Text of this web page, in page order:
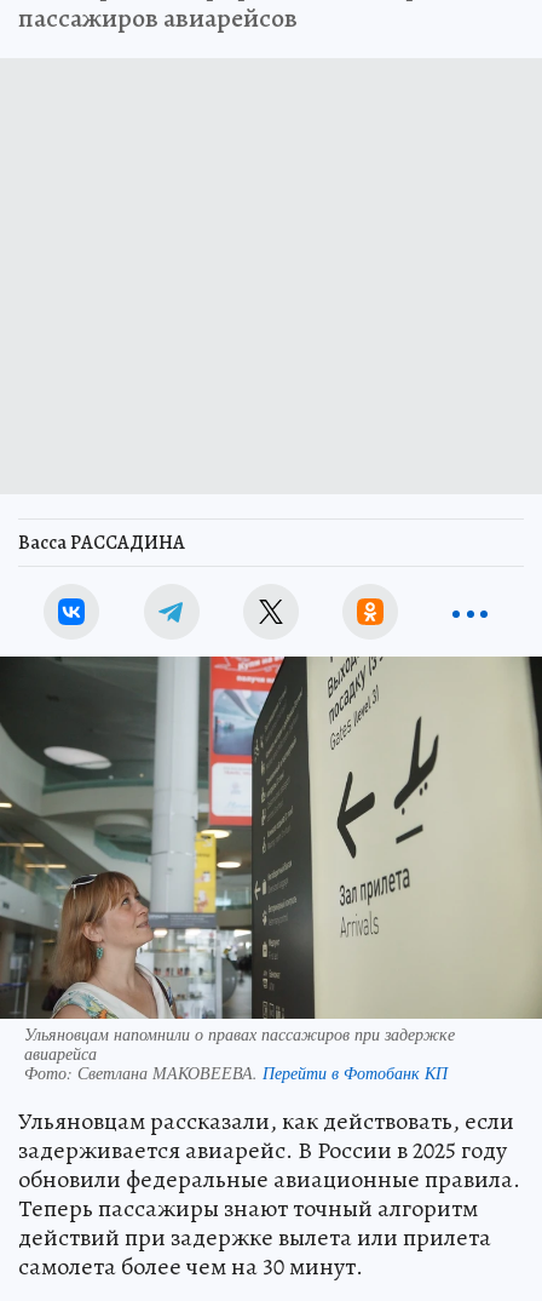
пассажиров авиарейсов
Васса РАССАДИНА
Ульяновцам напомнили о правах пассажиров при задержке
авиарейса
Фото: Светлана МАКОВЕЕВА. Перейти в Фотобанк КП
Ульяновцам рассказали, как действовать, если
задерживается авиарейс. В России в 2025 году
обновили федеральные авиационные правила.
Теперь пассажиры знают точный алгоритм
действий при задержке вылета или прилета
самолета более чем на 30 минут.